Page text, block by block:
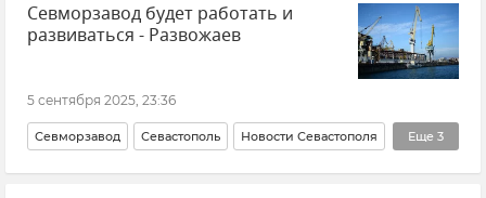
Севморзавод будет работать и
развиваться - Развожаев
5 сентября 2025, 23:36
Еще 3
Севморзавод Севастополь Новости Севастополя
Михаил Развожаев Крым Новости Крыма